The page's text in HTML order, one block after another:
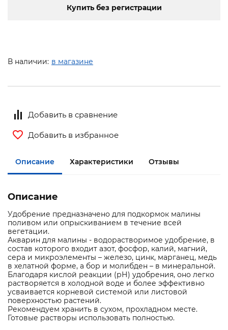
Купить без регистрации
В наличии: в магазине
Добавить в сравнение
Добавить в избранное
Описание Характеристики Отзывы
Описание
Удобрение предназначено для подкормок малины
поливом или опрыскиванием в течение всей
вегетации.
Акварин для малины - водорастворимое удобрение, в
состав которого входит азот, фосфор, калий, магний,
сера и микроэлементы – железо, цинк, марганец, медь
в хелатной форме, а бор и молибден – в минеральной.
Благодаря кислой реакции (рН) удобрения, оно легко
растворяется в холодной воде и более эффективно
усваивается корневой системой или листовой
поверхностью растений.
Рекомендуем хранить в сухом, прохладном месте.
Готовые растворы использовать полностью.